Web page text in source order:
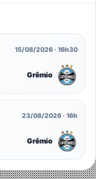
15/08/2026 · 16h30
Grêmio
23/08/2026 · 16h
Grêmio